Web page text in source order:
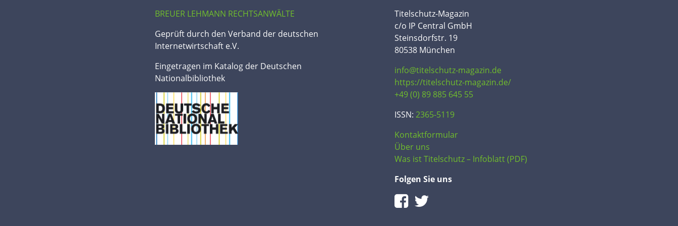
BREUER LEHMANN RECHTSANWÄLTE
Geprüft durch den Verband der deutschen
Internetwirtschaft e.V.
Eingetragen im Katalog der Deutschen
Nationalbibliothek
Titelschutz-Magazin
c/o IP Central GmbH
Steinsdorfstr. 19
80538 München
info@titelschutz-magazin.de
https://titelschutz-magazin.de/
+49 (0) 89 885 645 55
ISSN: 2365-5119
Kontaktformular
Über uns
Was ist Titelschutz – Infoblatt (PDF)
Folgen Sie uns